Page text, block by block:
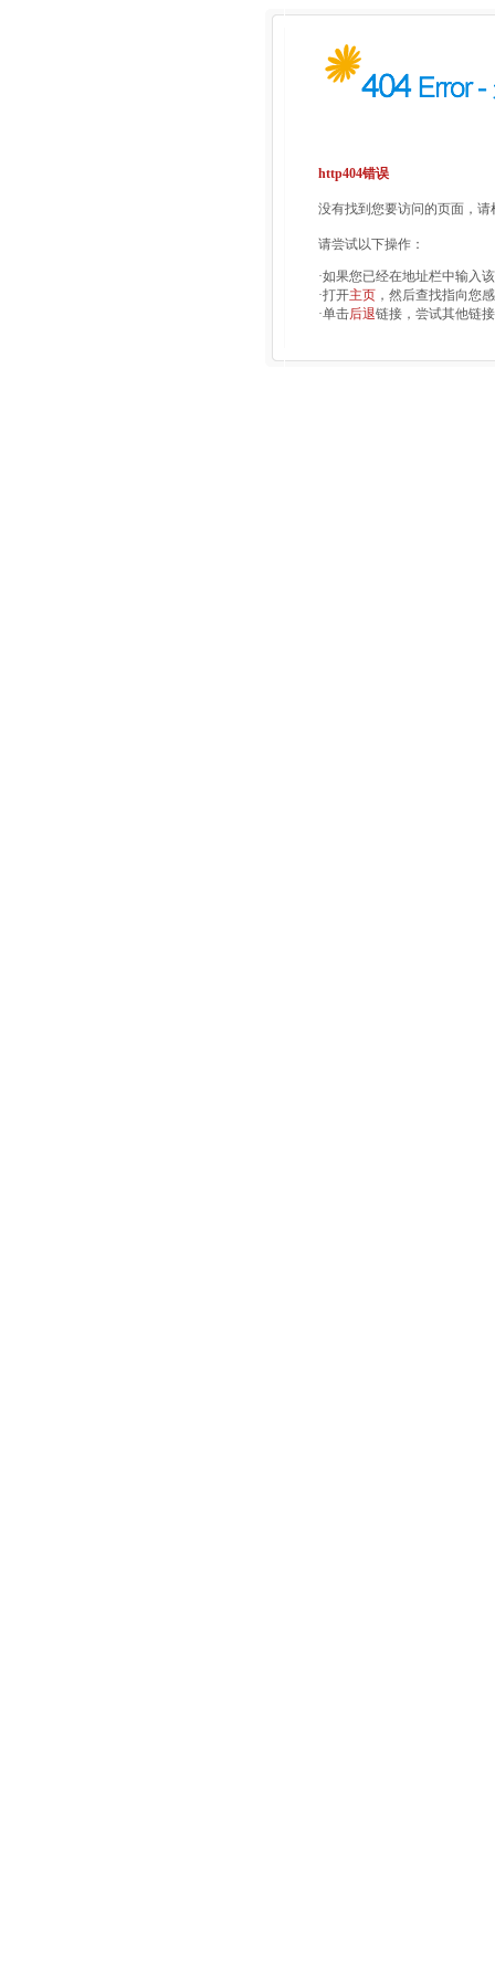
http404错误
没有找到您要访问的页面，
请尝试以下操作：
·如果您已经在地址栏中输入
·打开主页 ，然后查找指向您
·单击后退链接，尝试其他链